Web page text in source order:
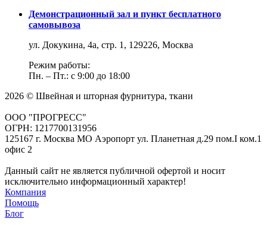
Демонстрационный зал и пункт бесплатного
самовывоза
ул. Докукина, 4а, стр. 1, 129226, Москва
Режим работы:
Пн. – Пт.: с 9:00 до 18:00
2026 © Швейная и шторная фурнитура, ткани
ООО "ПРОГРЕСС"
ОГРН: 1217700131956
125167 г. Москва МО Аэропорт ул. Планетная д.29 пом.I ком.1
офис 2
Данный сайт не является публичной офертой и носит
исключительно информационный характер!
Компания
Помощь
Блог